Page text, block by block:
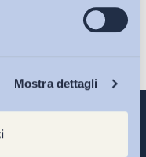
Mostra dettagli